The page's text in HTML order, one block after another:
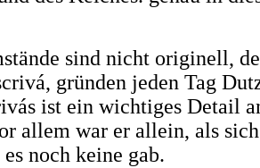
sind nicht originell,
gründen jeden Tag
ist ein wichtiges Detail
allem war er allein, als
noch keine gab.